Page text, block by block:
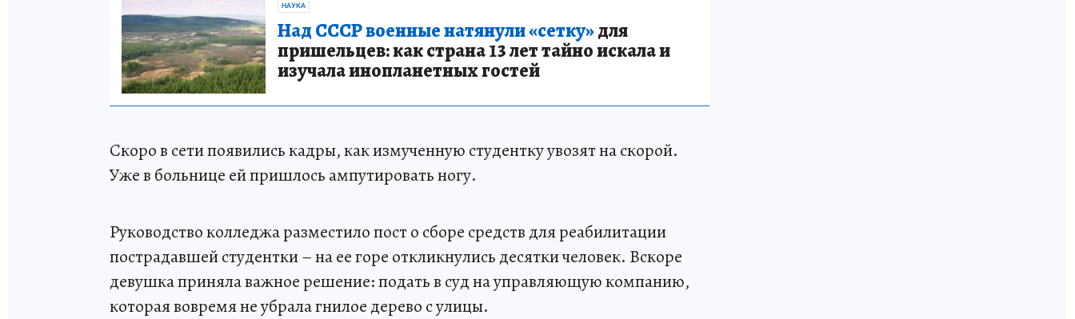
НАУКА
Над СССР военные натянули «сетку»для
пришельцев: как страна 13 лет тайно искала и
изучала инопланетных гостей
Скоро в сети появились кадры, как измученную студентку увозят на скорой.
Уже в больнице ей пришлось ампутировать ногу.
Руководство колледжа разместило пост о сборе средств для реабилитации
пострадавшей студентки – на ее горе откликнулись десятки человек. Вскоре
девушка приняла важное решение: подать в суд на управляющую компанию,
которая вовремя не убрала гнилое дерево с улицы.